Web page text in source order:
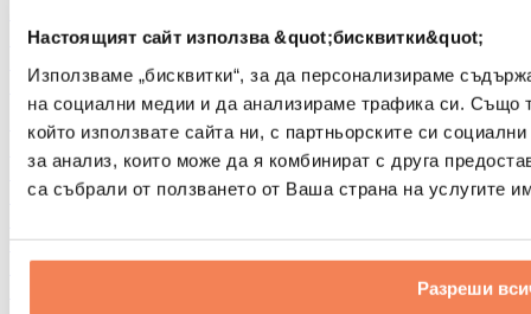
Настоящият сайт използва &quot;бисквитки&quot;
Използваме „бисквитки“, за да персонализираме
на социални медии и да анализираме трафика си. Също
който използвате сайта ни, с партньорските си
за анализ, които може да я комбинират с друга
са събрали от ползването от Ваша страна на услугите
Разреши
Чанти и аксесоари за храна
Чанти за фитнес
Раници
Аксесоари според вида дейност
Бойни спортове
Колоездене
Студена терапия
Плуване